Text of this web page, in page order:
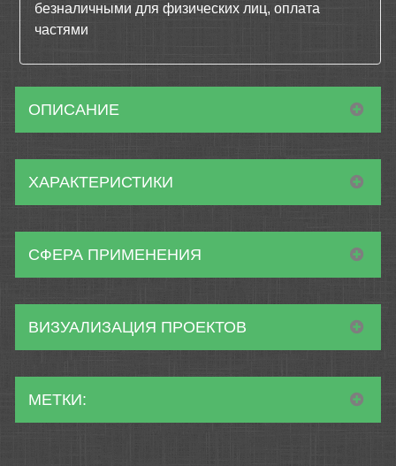
безналичными для физических лиц, оплата
частями
ОПИСАНИЕ
ХАРАКТЕРИСТИКИ
СФЕРА ПРИМЕНЕНИЯ
ВИЗУАЛИЗАЦИЯ ПРОЕКТОВ
МЕТКИ: